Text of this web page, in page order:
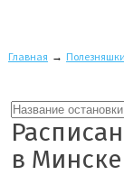
Главная → Полезняшки
в Минске